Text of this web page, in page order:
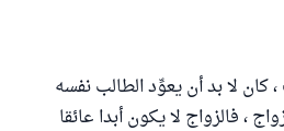
كان لا بد أن يعوِّد الطالب نفسه
، فالزواج لا يكون أبدا عائقا